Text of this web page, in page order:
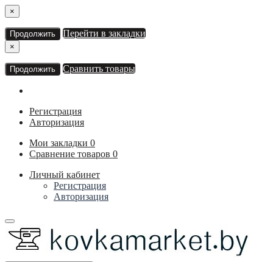
×
Продолжить Перейти в закладки
×
Продолжить Сравнить товары
Регистрация
Авторизация
Мои закладки 0
Сравнение товаров 0
Личный кабинет
Регистрация
Авторизация